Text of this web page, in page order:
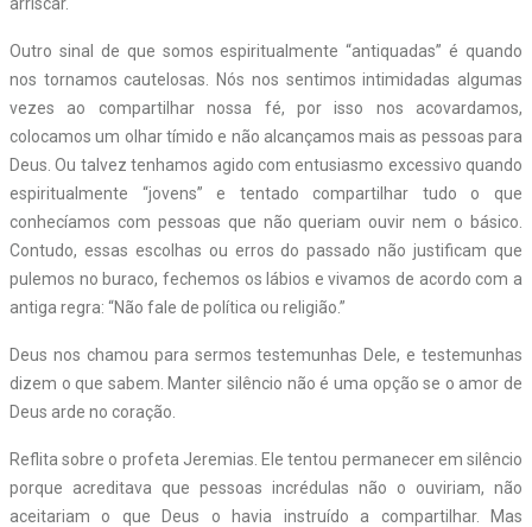
Outro sinal de que somos espiritualmente “antiquadas” é quando
nos tornamos cautelosas. Nós nos sentimos intimidadas algumas
vezes ao compartilhar nossa fé, por isso nos acovardamos,
colocamos um olhar tímido e não alcançamos mais as pessoas para
Deus. Ou talvez tenhamos agido com entusiasmo excessivo quando
espiritualmente “jovens” e tentado compartilhar tudo o que
conhecíamos com pessoas que não queriam ouvir nem o básico.
Contudo, essas escolhas ou erros do passado não justificam que
pulemos no buraco, fechemos os lábios e vivamos de acordo com a
antiga regra: “Não fale de política ou religião.”
Deus nos chamou para sermos testemunhas Dele, e testemunhas
dizem o que sabem. Manter silêncio não é uma opção se o amor de
Deus arde no coração.
Reflita sobre o profeta Jeremias. Ele tentou permanecer em silêncio
porque acreditava que pessoas incrédulas não o ouviriam, não
aceitariam o que Deus o havia instruído a compartilhar. Mas